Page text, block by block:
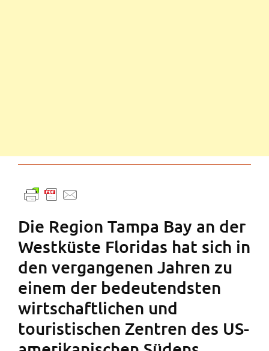
Die Region Tampa Bay an der
Westküste Floridas hat sich in
den vergangenen Jahren zu
einem der bedeutendsten
wirtschaftlichen und
touristischen Zentren des US-